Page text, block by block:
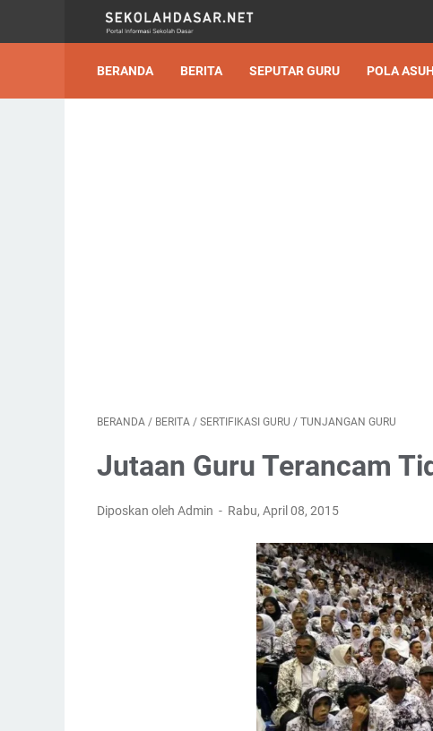
BERANDA BERITA SEPUTAR GURU POLA ASUH
BERANDA / BERITA / SERTIFIKASI GURU / TUNJANGAN GURU
Jutaan Guru Terancam
Diposkan oleh Admin Rabu, April 08, 2015